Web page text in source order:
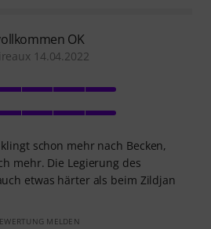
OK
14.04.2022
schon mehr nach Becken,
mehr. Die Legierung des
etwas härter als beim Zildjan
MELDEN